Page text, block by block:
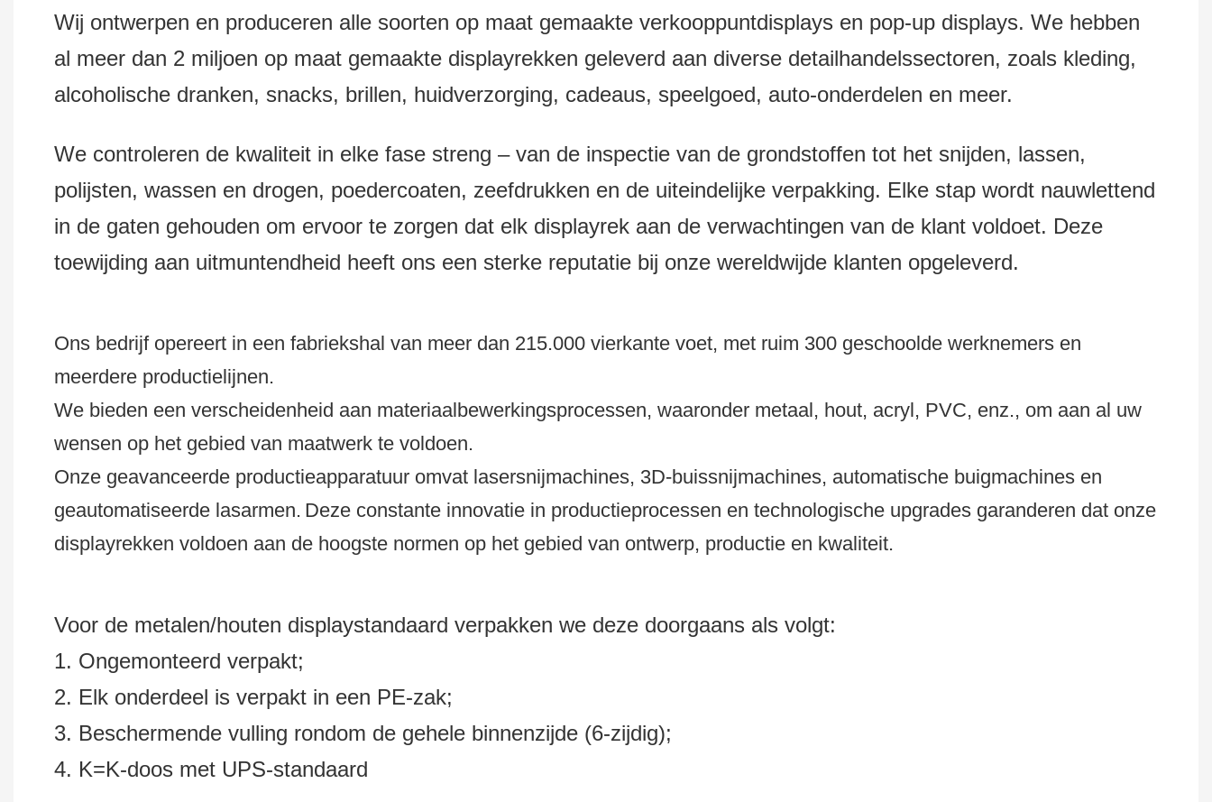
Wij ontwerpen en produceren alle soorten op maat gemaakte verkooppuntdisplays en pop-up displays. We hebben
al meer dan 2 miljoen op maat gemaakte displayrekken geleverd aan diverse detailhandelssectoren, zoals kleding,
alcoholische dranken, snacks, brillen, huidverzorging, cadeaus, speelgoed, auto-onderdelen en meer.
We controleren de kwaliteit in elke fase streng – van de inspectie van de grondstoffen tot het snijden, lassen,
polijsten, wassen en drogen, poedercoaten, zeefdrukken en de uiteindelijke verpakking. Elke stap wordt nauwlettend
in de gaten gehouden om ervoor te zorgen dat elk displayrek aan de verwachtingen van de klant voldoet. Deze
toewijding aan uitmuntendheid heeft ons een sterke reputatie bij onze wereldwijde klanten opgeleverd.
Ons bedrijf opereert in een fabriekshal van meer dan 215.000 vierkante voet, met ruim 300 geschoolde werknemers en
meerdere productielijnen.
We bieden een verscheidenheid aan materiaalbewerkingsprocessen, waaronder metaal, hout, acryl, PVC, enz., om aan al uw
wensen op het gebied van maatwerk te voldoen.
Onze geavanceerde productieapparatuur omvat lasersnijmachines, 3D-buissnijmachines, automatische buigmachines en
geautomatiseerde lasarmen. Deze constante innovatie in productieprocessen en technologische upgrades garanderen dat onze
displayrekken voldoen aan de hoogste normen op het gebied van ontwerp, productie en kwaliteit.
Voor de metalen/houten displaystandaard verpakken we deze doorgaans als volgt:
1. Ongemonteerd verpakt;
2. Elk onderdeel is verpakt in een PE-zak;
3. Beschermende vulling rondom de gehele binnenzijde (6-zijdig);
4. K=K-doos met UPS-standaard